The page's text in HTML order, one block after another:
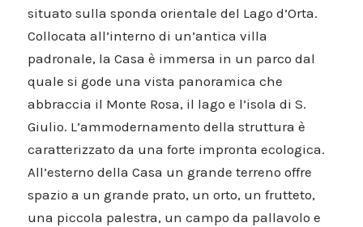
situato sulla sponda orientale del Lago d’Orta.
Collocata all’interno di un’antica villa
padronale, la Casa è immersa in un parco dal
quale si gode una vista panoramica che
abbraccia il Monte Rosa, il lago e l’isola di S.
Giulio. L’ammodernamento della struttura è
caratterizzato da una forte impronta ecologica.
All’esterno della Casa un grande terreno offre
spazio a un grande prato, un orto, un frutteto,
una piccola palestra, un campo da pallavolo e